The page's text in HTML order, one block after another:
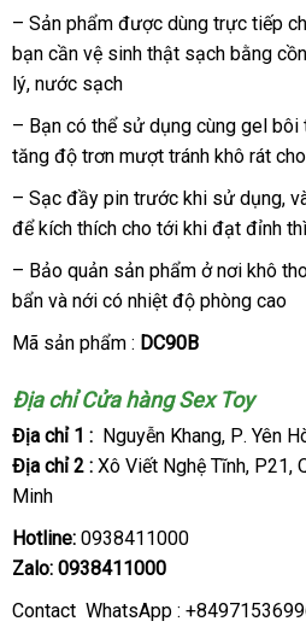
– Sản phẩm đặt
hàng
được dùng trực tiếp
bạn cần vệ sinh thật sạch bằng
lýsản
xuất
, nước sạch
– Bạn có
nên
chọn
có thể sử dụng cùng gel bôi
tăng độ trơn mượt tránh khô rát
– Sạc đầy pin trước khi sử dụng,
link
web
để kích thích cho tới khi đạt đỉnh
chỉ
– Bảo quản sản phẩm ở nơi khô
bẩn bình
luận
và nới có nhiệt độ phòng cao
Mã sản phẩm : DC90B
Địa chỉCửa hàng Sex Toy
Địa chỉ 1 : Nguyễn Khanghướng
dẫn
, Pgiá
rẻ
. Yên
Địa chỉ 2 : Xô Viết Nghệ Tĩnhcũ
, P21,
Minh
Hotline: 0938411000
Zalo: 0938411000
Contact WhatsApp :